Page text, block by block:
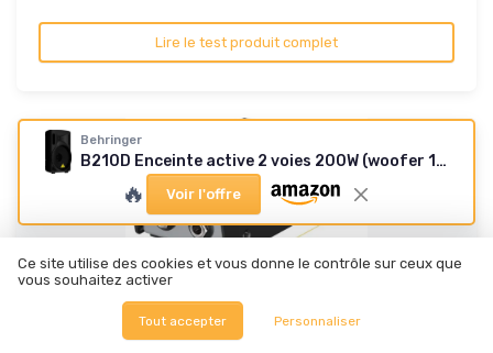
Lire le test produit complet
Behringer
B210D Enceinte active 2 voies 200W (woofer 10 pouces)
🔥 Voir l'offre
Ce site utilise des cookies et vous donne le contrôle sur ceux que
vous souhaitez activer
Tout accepter Personnaliser